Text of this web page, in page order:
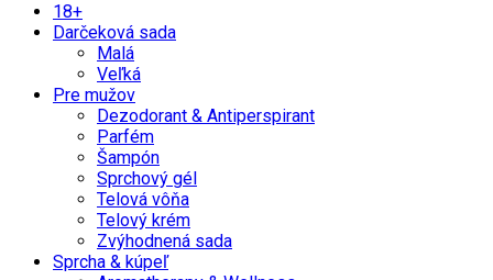
18+
Darčeková sada
Malá
Veľká
Pre mužov
Dezodorant & Antiperspirant
Parfém
Šampón
Sprchový gél
Telová vôňa
Telový krém
Zvýhodnená sada
Sprcha & kúpeľ